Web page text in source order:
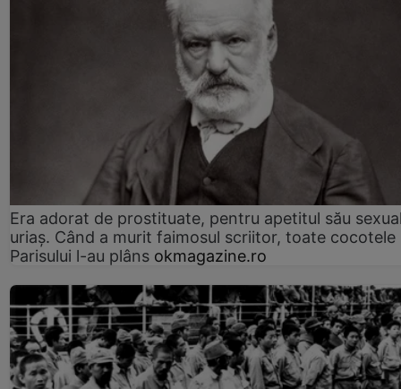
Era adorat de prostituate, pentru apetitul său
uriaș. Când a murit faimosul scriitor, toate cocotele
Parisului l-au plâns okmagazine.ro